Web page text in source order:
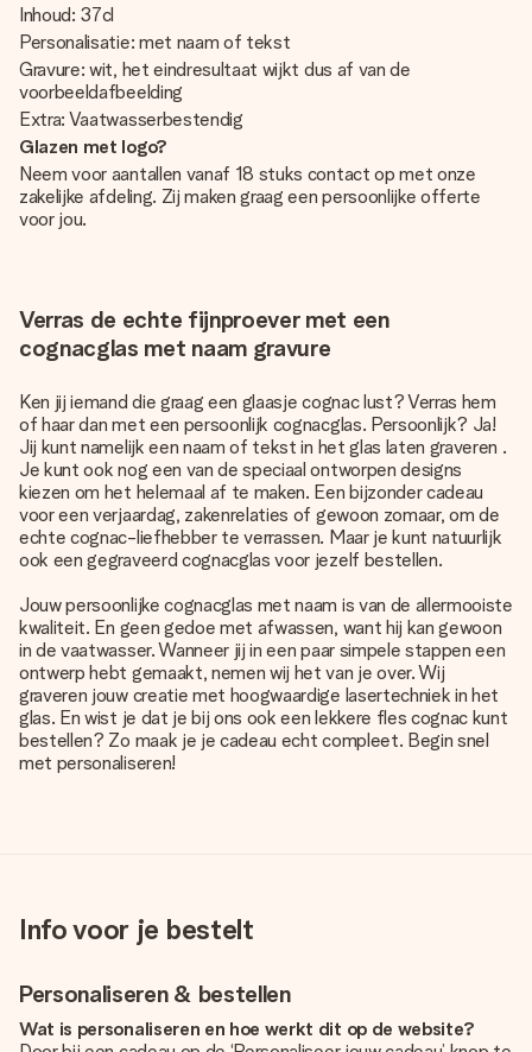
Inhoud: 37cl
Personalisatie: met naam of tekst
Gravure: wit, het eindresultaat wijkt dus af van de
voorbeeldafbeelding
Extra: Vaatwasserbestendig
Glazen met logo?
Neem voor aantallen vanaf 18 stuks contact op met onze
zakelijke afdeling. Zij maken graag een persoonlijke offerte
voor jou.
Verras de echte fijnproever met een
cognacglas met naam gravure
Ken jij iemand die graag een glaasje cognac lust? Verras hem
of haar dan met een persoonlijk cognacglas. Persoonlijk? Ja!
Jij kunt namelijk een naam of tekst in hetglas laten graveren .
Je kunt ook nog een van de speciaal ontworpen designs
kiezen om het helemaal af te maken. Een bijzonder cadeau
voor een verjaardag, zakenrelaties of gewoon zomaar, om de
echte cognac-liefhebber te verrassen. Maar je kunt natuurlijk
ook een gegraveerd cognacglas voor jezelf bestellen.
Jouw persoonlijke cognacglas met naam is van de allermooiste
kwaliteit. En geen gedoe met afwassen, want hij kan gewoon
in de vaatwasser. Wanneer jij in een paar simpele stappen een
ontwerp hebt gemaakt, nemen wij het van je over. Wij
graveren jouw creatie met hoogwaardige lasertechniek in het
glas. En wist je dat je bij ons ook een lekkere fles cognac kunt
bestellen? Zo maak je je cadeau echt compleet. Begin snel
met personaliseren!
Info voor je bestelt
Personaliseren & bestellen
Wat is personaliseren en hoe werkt dit op de website?